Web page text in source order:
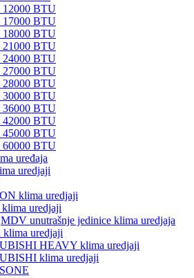
12000 BTU
17000 BTU
18000 BTU
21000 BTU
24000 BTU
27000 BTU
28000 BTU
30000 BTU
36000 BTU
42000 BTU
45000 BTU
60000 BTU
uređaja
uredjaji
klima uredjaji
uredjaji
MDV unutrašnje jedinice klima uredjaja
klima uredjaji
HEAVY klima uredjaji
klima uredjaji